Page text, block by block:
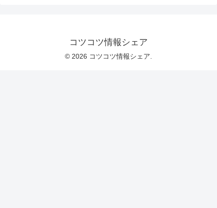
コツコツ情報シェア
© 2026 コツコツ情報シェア.